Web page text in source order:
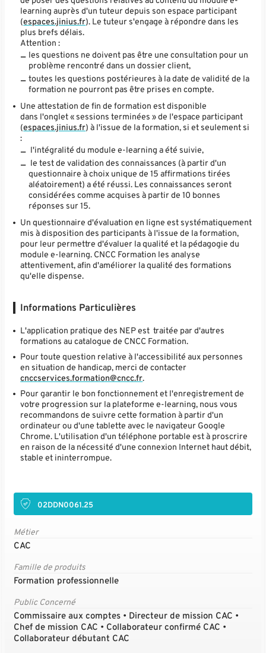
learning auprès d'un tuteur depuis son espace participant
(espaces.jinius.fr). Le tuteur s'engage à répondre dans les
plus brefs délais.
Attention :
les questions ne doivent pas être une consultation pour un
problème rencontré dans un dossier client,
toutes les questions postérieures à la date de validité de la
formation ne pourront pas être prises en compte.
Une attestation de fin de formation est disponible
dans l'onglet « sessions terminées » de l'espace participant
(espaces.jinius.fr) à l'issue de la formation, si et seulement si
:
l'intégralité du module e-learning a été suivie,
le test de validation des connaissances (à partir d'un
questionnaire à choix unique de 15 affirmations tirées
aléatoirement) a été réussi. Les connaissances seront
considérées comme acquises à partir de 10 bonnes
réponses sur 15.
Un questionnaire d'évaluation en ligne est systématiquement
mis à disposition des participants à l'issue de la formation,
pour leur permettre d'évaluer la qualité et la pédagogie du
module e-learning. CNCC Formation les analyse
attentivement, afin d'améliorer la qualité des formations
qu'elle dispense.
Informations Particulières
L'application pratique des NEP est traitée par d'autres
formations au catalogue de CNCC Formation.
Pour toute question relative à l'accessibilité aux personnes
en situation de handicap, merci de contacter
cnccservices.formation@cncc.fr.
Pour garantir le bon fonctionnement et l'enregistrement de
votre progression sur la plateforme e-learning, nous vous
recommandons de suivre cette formation à partir d'un
ordinateur ou d'une tablette avec le navigateur Google
Chrome. L'utilisation d'un téléphone portable est à proscrire
en raison de la nécessité d'une connexion Internet haut débit,
stable et ininterrompue.
02DDN0061.25
Métier
CAC
Famille de produits
Formation professionnelle
Public Concerné
Commissaire aux comptes • Directeur de mission CAC •
Chef de mission CAC • Collaborateur confirmé CAC •
Collaborateur débutant CAC